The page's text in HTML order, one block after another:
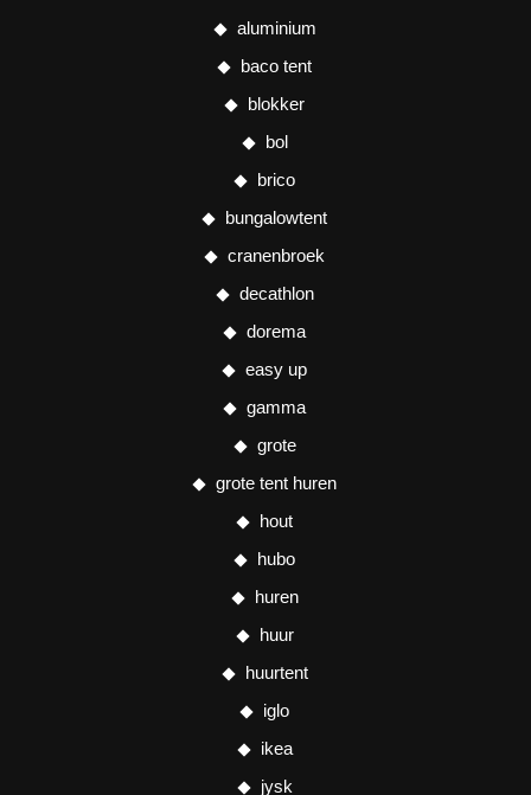
aluminium
baco tent
blokker
bol
brico
bungalowtent
cranenbroek
decathlon
dorema
easy up
gamma
grote
grote tent huren
hout
hubo
huren
huur
huurtent
iglo
ikea
jysk